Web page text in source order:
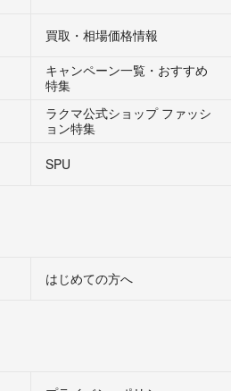
買取・相場価格情報
キャンペーン一覧・おすすめ
特集
ラクマ公式ショップ ファッシ
ョン特集
SPU
はじめての方へ